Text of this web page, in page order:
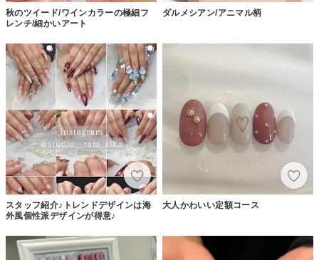
秋のツイード/ワインカラーの極細フ
レンチ/細かいアート
ダルメシアン/アニマル柄
スタッフ紹介♪トレンドデザインは海
外風個性派デザインが得意♪
大人かわいい定額コース